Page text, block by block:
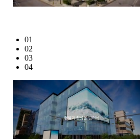
01
02
03
04